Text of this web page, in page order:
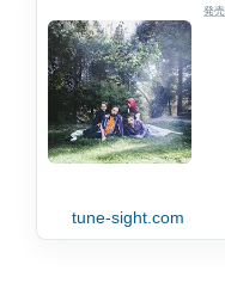
発
tune-sight.com